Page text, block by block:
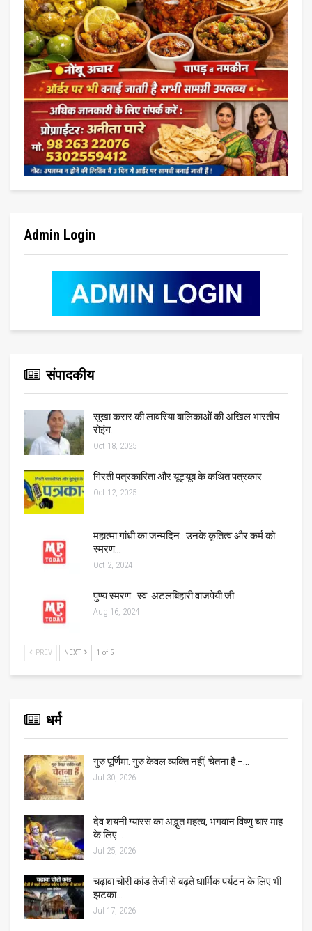
Admin Login
संपादकीय
सूखा करार की लावरिया बालिकाओं की अखिल भारतीय
रोइंग…
Oct 18, 2025
गिरती पत्रकारिता और यूट्यूब के कथित पत्रकार
Oct 12, 2025
महात्मा गांधी का जन्मदिन:: उनके कृतित्व और कर्म को
स्मरण…
Oct 2, 2024
पुण्य स्मरण:: स्व. अटलबिहारी वाजपेयी जी
Aug 16, 2024
PREV NEXT 1 of 5
धर्म
गुरु पूर्णिमा: गुरु केवल व्यक्ति नहीं, चेतना हैं –…
Jul 30, 2026
देव शयनी ग्यारस का अद्भुत महत्व, भगवान विष्णु चार माह
के लिए…
Jul 25, 2026
चढ़ावा चोरी कांड तेजी से बढ़ते धार्मिक पर्यटन के लिए भी
झटका…
Jul 17, 2026